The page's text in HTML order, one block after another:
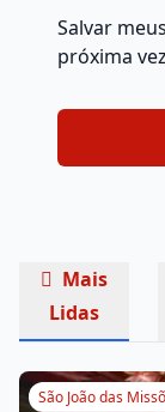
Salvar
próxima
Mais
Lidas
São João das